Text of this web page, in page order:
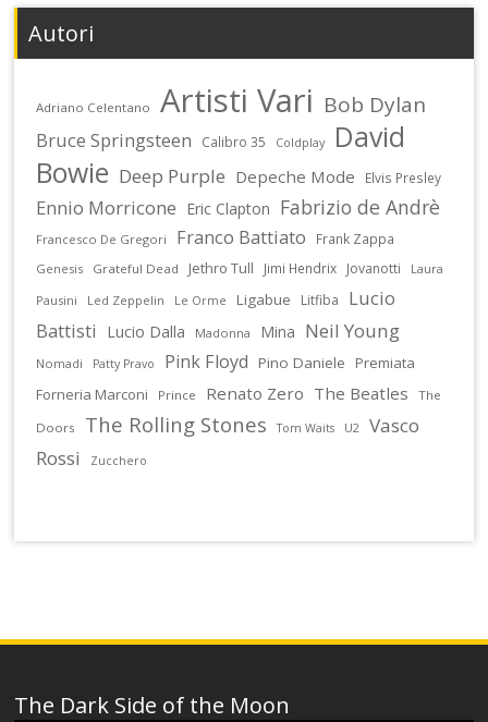
Autori
Adriano Celentano Artisti Vari Bob Dylan
Bruce Springsteen Calibro 35 Coldplay
David
Bowie Deep Purple Depeche Mode Elvis Presley
Ennio Morricone Eric Clapton Fabrizio de Andrè
Francesco De Gregori Franco Battiato Frank Zappa
Genesis Grateful Dead Jethro Tull Jimi Hendrix Jovanotti
Laura
Pausini
Led Zeppelin Le Orme Ligabue Litfiba
Lucio
Battisti
Lucio Dalla Madonna Mina Neil Young
Nomadi Patty Pravo Pink Floyd Pino Daniele
Premiata
Forneria Marconi
Prince Renato Zero The Beatles
The
Doors
The Rolling Stones Tom Waits U2
Vasco
Rossi
Zucchero
The Dark Side of the Moon